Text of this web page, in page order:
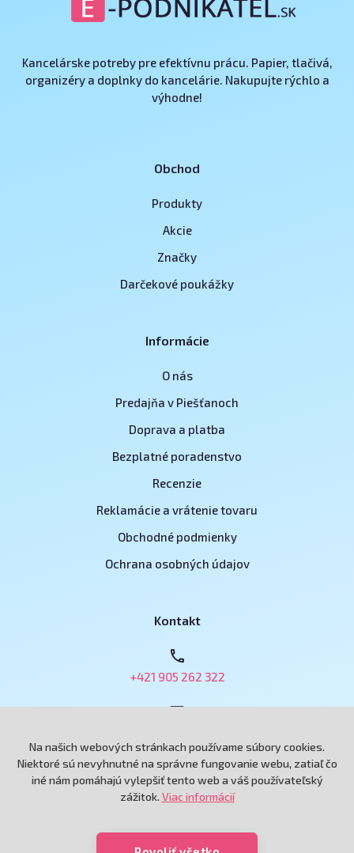
Kancelárske potreby pre efektívnu prácu. Papier, tlačivá,
organizéry a doplnky do kancelárie. Nakupujte rýchlo a
výhodne!
Obchod
Produkty
Akcie
Značky
Darčekové poukážky
Informácie
O nás
Predajňa v Piešťanoch
Doprava a platba
Bezplatné poradenstvo
Recenzie
Reklamácie a vrátenie tovaru
Obchodné podmienky
Ochrana osobných údajov
Kontakt
+421 905 262 322
Grand Royal, spol. s r.o.
Andreja Hlinku 6433/115
Na našich webových stránkach používame súbory cookies.
Niektoré sú nevyhnutné na správne fungovanie webu, zatiaľ čo
iné nám pomáhajú vylepšiť tento web a váš používateľský
zážitok. Viac informácií